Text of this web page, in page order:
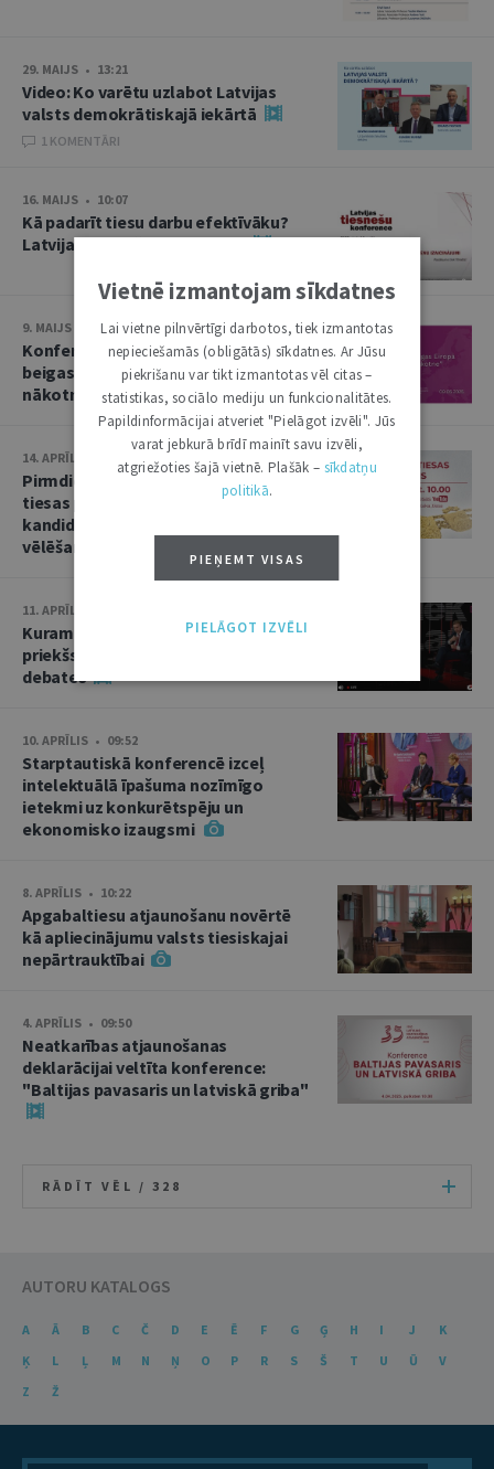
29. MAIJS • 13:21
Video: Ko varētu uzlabot Latvijas
valsts demokrātiskajā iekārtā
1 KOMENTĀRI
16. MAIJS • 10:07
Kā padarīt tiesu darbu efektīvāku?
Latvijas tiesnešu konference
9. MAIJS • 13:50
Konference “Otrā pasaules kara
beigas Eiropā un Baltija: nolaupītā
nākotne”
14. APRĪLIS • 10:13
Pirmdien plēnumā – Augstākās
tiesas priekšsēdētāja amata
kandidāta izvirzīšana un divas
vēlēšanas
11. APRĪLIS • 15:02
Kuram jābūt Augstākās tiesas
priekšsēdētājam? Kandidātu
debates
10. APRĪLIS • 09:52
Starptautiskā konferencē izceļ
intelektuālā īpašuma nozīmīgo
ietekmi uz konkurētspēju un
ekonomisko izaugsmi
8. APRĪLIS • 10:22
Apgabaltiesu atjaunošanu novērtē
kā apliecinājumu valsts tiesiskajai
nepārtrauktībai
4. APRĪLIS • 09:50
Neatkarības atjaunošanas
deklarācijai veltīta konference:
"Baltijas pavasaris un latviskā griba"
RĀDĪT VĒL / 328
AUTORU KATALOGS
A Ā B C Č D E Ē F G Ģ H I J
K
Ķ
L Ļ M N Ņ O P R S Š T U Ū
V
Z
Ž
Vietnē izmantojam sīkdatnes
Lai vietne pilnvērtīgi darbotos, tiek izmantotas
nepieciešamās (obligātās) sīkdatnes. Ar Jūsu
piekrišanu var tikt izmantotas vēl citas –
statistikas, sociālo mediju un funkcionalitātes.
Papildinformācijai atveriet "Pielāgot izvēli". Jūs
varat jebkurā brīdī mainīt savu izvēli,
atgriežoties šajā vietnē. Plašāk – sīkdatņu
politikā.
PIEŅEMT VISAS
PIELĀGOT IZVĒLI